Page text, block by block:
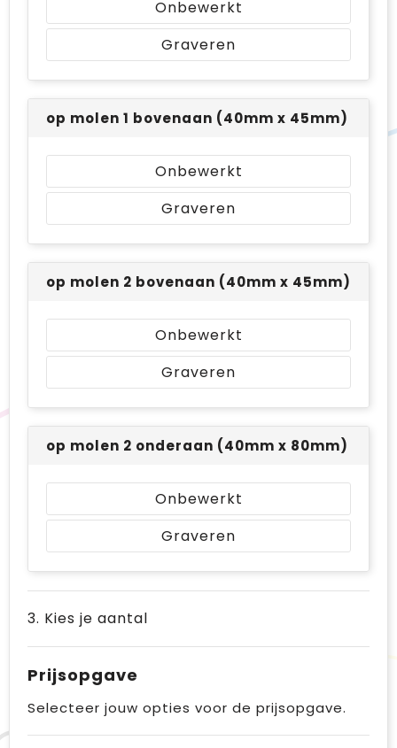
Onbewerkt
Graveren
op molen 1 bovenaan (40mm x 45mm)
Onbewerkt
Graveren
op molen 2 bovenaan (40mm x 45mm)
Onbewerkt
Graveren
op molen 2 onderaan (40mm x 80mm)
Onbewerkt
Graveren
3. Kies je aantal
Prijsopgave
Selecteer jouw opties voor de prijsopgave.